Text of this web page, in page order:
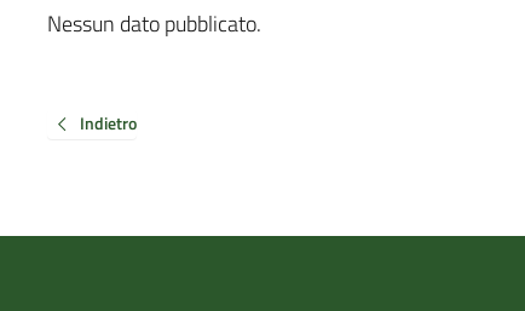
Nessun dato pubblicato.
Indietro